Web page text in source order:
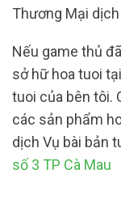
Thương Mại
Nếu game thủ
sở hữ hoa tuoi
tuoi của bên tôi.
các sản phẩm
dịch Vụ bài bản
số 3 TP Cà Mau